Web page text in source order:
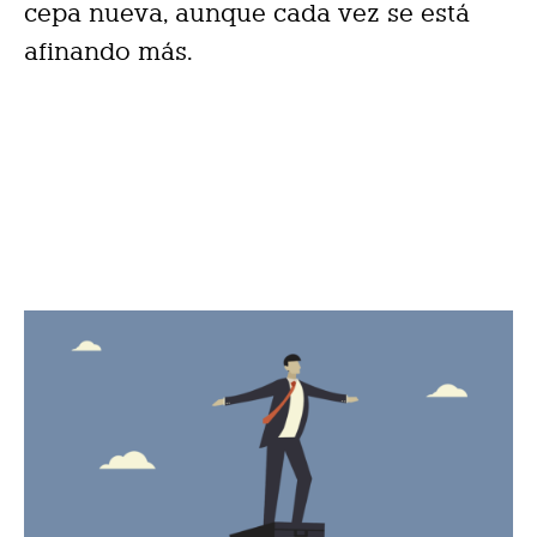
cepa nueva, aunque cada vez se está
afinando más.